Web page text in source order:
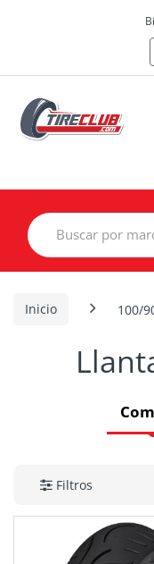
Search
for:
Inicio 100/
Filtros